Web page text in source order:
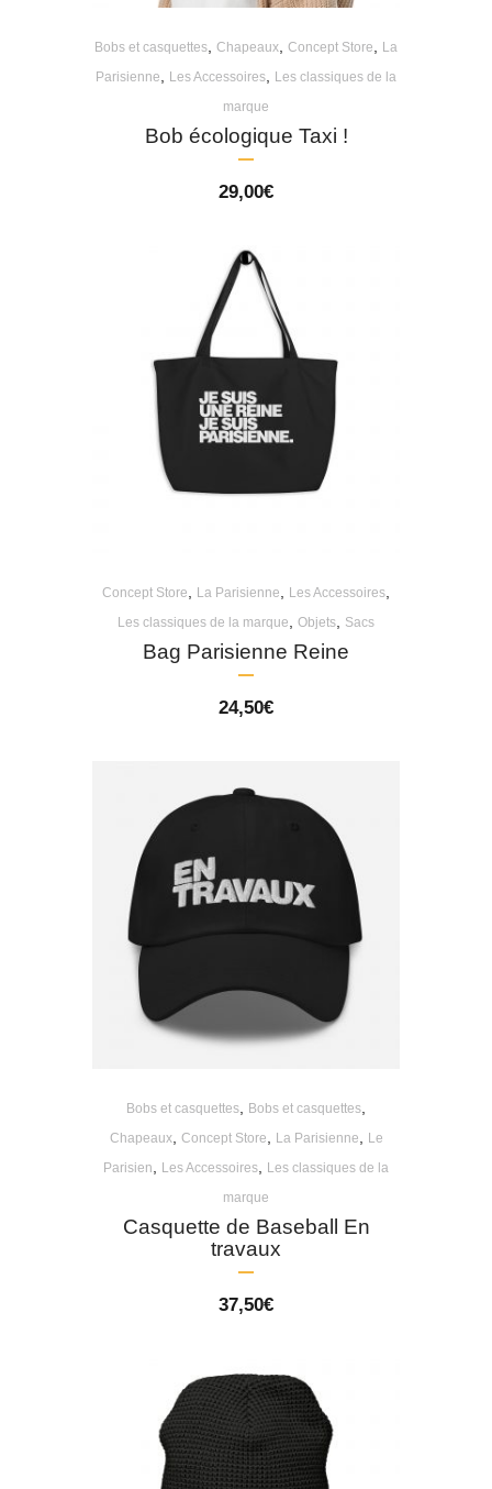
Bobs et casquettes Chapeaux Concept Store
La
Parisienne
Les Accessoires
Les classiques de la
marque
Bob écologique Taxi !
29,00€
Concept Store La Parisienne Les Accessoires
Les classiques de la marque Objets Sacs
Bag Parisienne Reine
24,50€
Bobs et casquettes Bobs et casquettes
Chapeaux, Concept Store La Parisienne
Le
Parisien
Les Accessoires
Les classiques de la
marque
Casquette de Baseball En
travaux
37,50€